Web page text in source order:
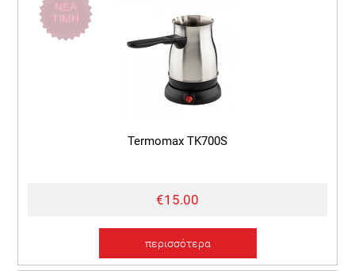
ΝΕΑ
ΤΙΜΗ
Termomax TK700S
€15.00
περισσότερα